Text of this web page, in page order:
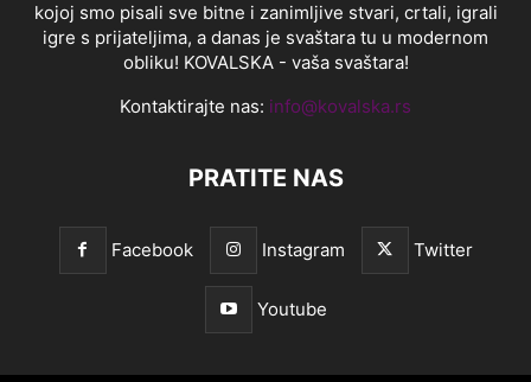
kojoj smo pisali sve bitne i zanimljive stvari, crtali, igrali
igre s prijateljima, a danas je svaštara tu u modernom
obliku! KOVALSKA - vaša svaštara!
Kontaktirajte nas: info@kovalska.rs
PRATITE NAS
Facebook Instagram Twitter
Youtube